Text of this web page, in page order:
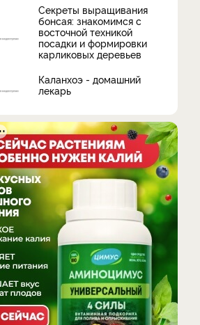
Секреты выращивания
бонсая: знакомимся с
восточной техникой
посадки и формировки
карликовых деревьев
Каланхоэ - домашний
лекарь